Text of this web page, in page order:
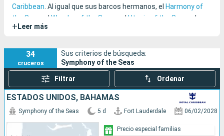
Caribbean. Al igual que sus barcos hermanos, el Harmony of
the Seas
, el Wonder of the Seas y el Utopia of the Seas
, el
Symphony of the Seas pertenece a la clase Oasis, cuyos
gama de entretenimientos para toda la familia.
+ Leer más
34
cruceros
Sus criterios de búsqueda:
Symphony of the Seas
Filtrar Ordenar
ESTADOS UNIDOS, BAHAMAS
Symphony of the Seas 5 d Fort Lauderdale 06/02/2028
Precio especial familias